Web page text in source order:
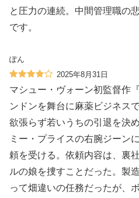
と圧力の連続。中間管理職の
です。
ぽん
2025年8月31日
マシュー・ヴォーン初監督作
ンドンを舞台に麻薬ビジネス
欲張らず若いうちの引退を決
ミー・プライスの右腕ジーン
頼を受ける。依頼内容は、裏
ルの娘を捜すことだった。製
って畑違いの任務だったが、